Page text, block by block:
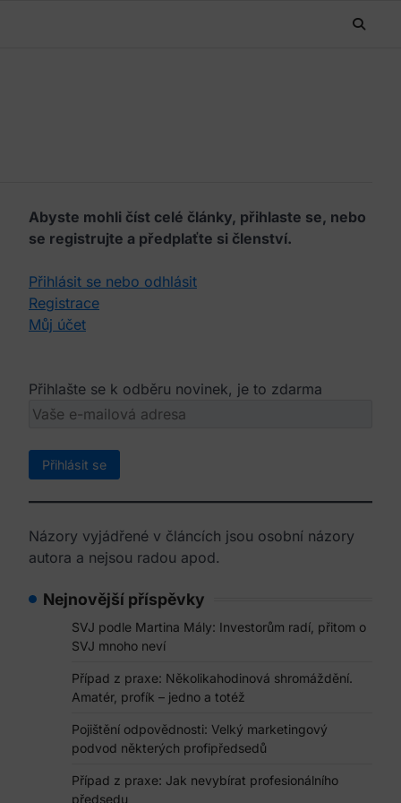
Abyste mohli číst celé články, přihlaste se, nebo
se registrujte a předplaťte si členství.
Přihlásit se nebo odhlásit
Registrace
Můj účet
Přihlašte se k odběru novinek, je to zdarma
Názory vyjádřené v článcích jsou osobní názory
autora a nejsou radou apod.
Nejnovější příspěvky
SVJ podle Martina Mály: Investorům radí, přitom o
SVJ mnoho neví
Případ z praxe: Několikahodinová shromáždění.
Amatér, profík – jedno a totéž
Pojištění odpovědnosti: Velký marketingový
podvod některých profipředsedů
Případ z praxe: Jak nevybírat profesionálního
předsedu